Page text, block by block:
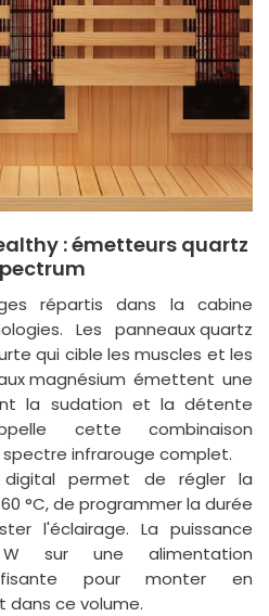
: émetteurs quartz
répartis dans la cabine
Les panneaux quartz
qui cible les muscles et les
magnésium émettent une
la sudation et la détente
cette combinaison
spectre infrarouge complet.
digital permet de régler la
°C, de programmer la durée
l'éclairage. La puissance
sur une alimentation
pour monter en
ce volume.